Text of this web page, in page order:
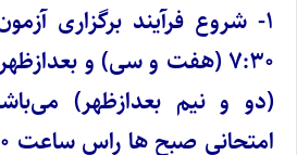
۱- شروع فرآیند برگزاری
(دو و نیم بعدازظهر)